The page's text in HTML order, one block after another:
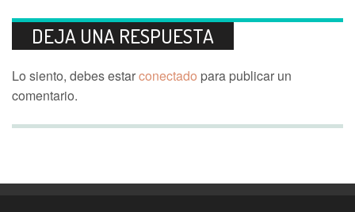
DEJA UNA RESPUESTA
Lo siento, debes estarconectado para publicar un
comentario.